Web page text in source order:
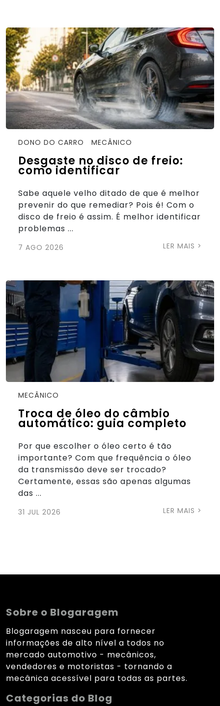
DONO DO CARRO MECÂNICO
Desgaste no disco de freio:
como identificar
Sabe aquele velho ditado de que é melhor
prevenir do que remediar? Pois é! Com o
disco de freio é assim. É melhor identificar
problemas ...
7 AGO 2026 LER MAIS >
MECÂNICO
Troca de óleo do câmbio
automático: guia completo
Por que escolher o óleo certo é tão
importante? Com que frequência o óleo
da transmissão deve ser trocado?
Certamente, essas são apenas algumas
das ...
31 JUL 2026 LER MAIS >
Sobre o Blogaragem
Blogaragem nasceu para fornecer
informações de alto nível a todos no
mercado automotivo - mecânicos,
vendedores e motoristas - tornando a
mecânica acessível para todas as partes.
Categorias do Blog